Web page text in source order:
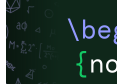
{